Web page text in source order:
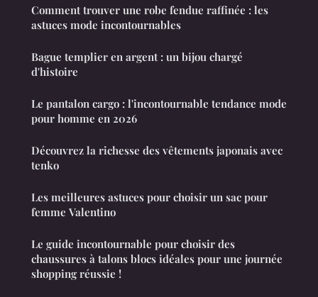
Comment trouver une robe fendue raffinée : les
astuces mode incontournables
Bague templier en argent : un bijou chargé
d'histoire
Le pantalon cargo : l'incontournable tendance mode
pour homme en 2026
Découvrez la richesse des vêtements japonais avec
tenko
Les meilleures astuces pour choisir un sac pour
femme Valentino
Le guide incontournable pour choisir des
chaussures à talons blocs idéales pour une journée
shopping réussie !